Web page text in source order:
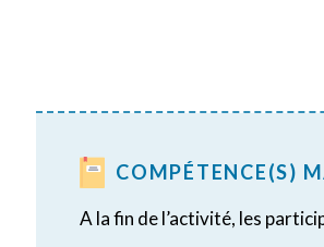
COMPÉTENCE(S)
A la fin de l’activité, les